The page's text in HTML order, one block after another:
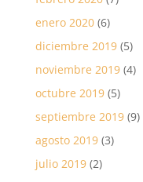
enero 2020(6)
diciembre 2019(5)
noviembre 2019(4)
octubre 2019(5)
septiembre 2019(9)
agosto 2019(3)
julio 2019(2)